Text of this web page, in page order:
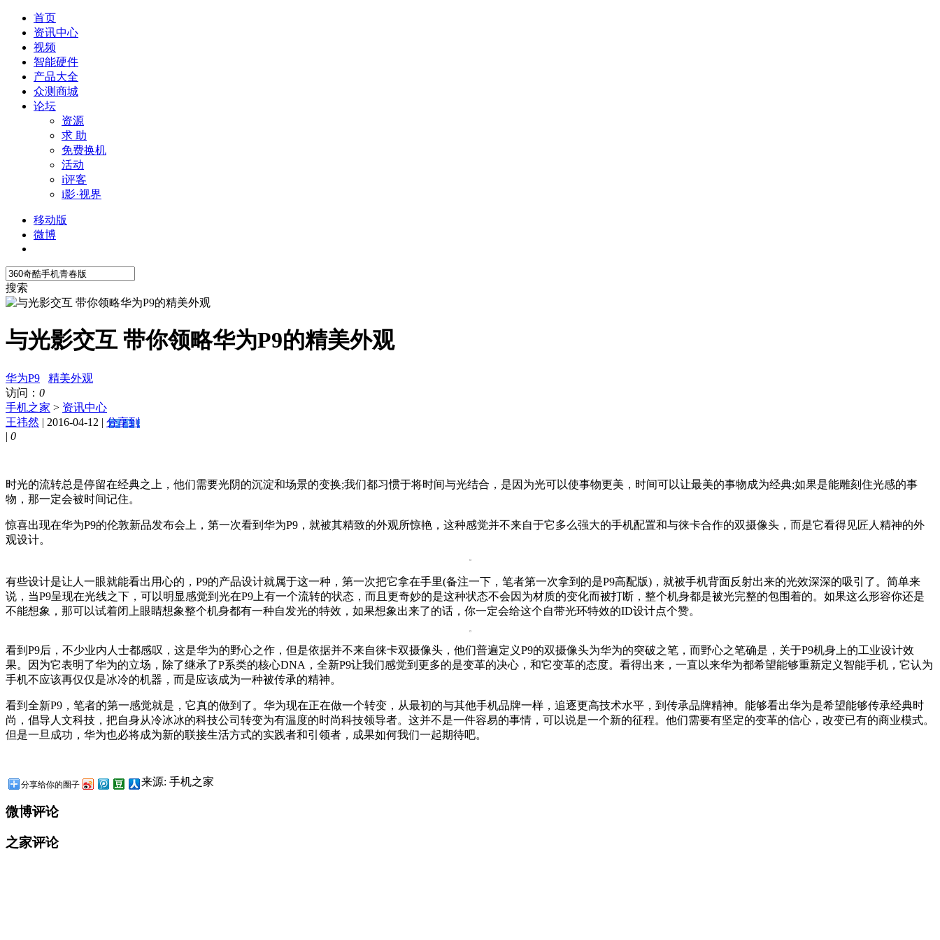
首页
资讯中心
视频
智能硬件
产品大全
众测商城
论坛
资源
求 助
免费换机
活动
i评客
i影·视界
移动版
微博
搜索
与光影交互 带你领略华为P9的精美外观
华为P9
精美外观
访问： 0
手机之家 > 资讯中心
王祎然 | 2016-04-12 | 分享到
| 0
时光的流转总是停留在经典之上，他们需要光阴的沉淀和场景的变换;我们都习惯于将时间与光结合，是因为光可以使事物更美，时间可以让最美的事物成为经典;如果是能雕刻住光感的事
物，那一定会被时间记住。
惊喜出现在华为P9的伦敦新品发布会上，第一次看到华为P9，就被其精致的外观所惊艳，这种感觉并不来自于它多么强大的手机配置和与徕卡合作的双摄像头，而是它看得见匠人精神的外
观设计。
有些设计是让人一眼就能看出用心的，P9的产品设计就属于这一种，第一次把它拿在手里(备注一下，笔者第一次拿到的是P9高配版)，就被手机背面反射出来的光效深深的吸引了。简单来
说，当P9呈现在光线之下，可以明显感觉到光在P9上有一个流转的状态，而且更奇妙的是这种状态不会因为材质的变化而被打断，整个机身都是被光完整的包围着的。如果这么形容你还是
不能想象，那可以试着闭上眼睛想象整个机身都有一种自发光的特效，如果想象出来了的话，你一定会给这个自带光环特效的ID设计点个赞。
看到P9后，不少业内人士都感叹，这是华为的野心之作，但是依据并不来自徕卡双摄像头，他们普遍定义P9的双摄像头为华为的突破之笔，而野心之笔确是，关于P9机身上的工业设计效
果。因为它表明了华为的立场，除了继承了P系类的核心DNA，全新P9让我们感觉到更多的是变革的决心，和它变革的态度。看得出来，一直以来华为都希望能够重新定义智能手机，它认为
手机不应该再仅仅是冰冷的机器，而是应该成为一种被传承的精神。
看到全新P9，笔者的第一感觉就是，它真的做到了。华为现在正在做一个转变，从最初的与其他手机品牌一样，追逐更高技术水平，到传承品牌精神。能够看出华为是希望能够传承经典时
尚，倡导人文科技，把自身从冷冰冰的科技公司转变为有温度的时尚科技领导者。这并不是一件容易的事情，可以说是一个新的征程。他们需要有坚定的变革的信心，改变已有的商业模式。
但是一旦成功，华为也必将成为新的联接生活方式的实践者和引领者，成果如何我们一起期待吧。
分享给你的圈子 来源: 手机之家
微博评论
之家评论